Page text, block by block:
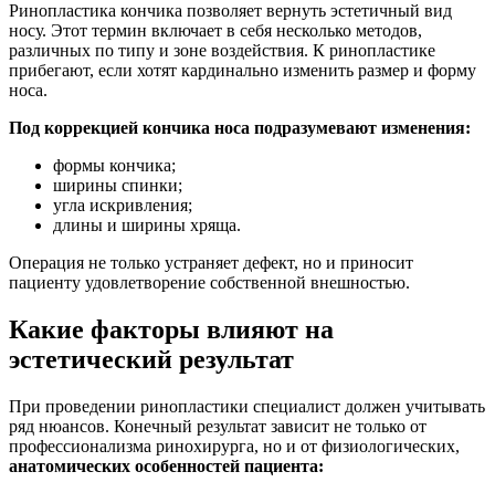
Ринопластика кончика позволяет вернуть эстетичный вид
носу. Этот термин включает в себя несколько методов,
различных по типу и зоне воздействия. К ринопластике
прибегают, если хотят кардинально изменить размер и форму
носа.
Под коррекцией кончика носа подразумевают изменения:
формы кончика;
ширины спинки;
угла искривления;
длины и ширины хряща.
Операция не только устраняет дефект, но и приносит
пациенту удовлетворение собственной внешностью.
Какие факторы влияют на
эстетический результат
При проведении ринопластики специалист должен учитывать
ряд нюансов. Конечный результат зависит не только от
профессионализма ринохирурга, но и от физиологических,
анатомических особенностей пациента: